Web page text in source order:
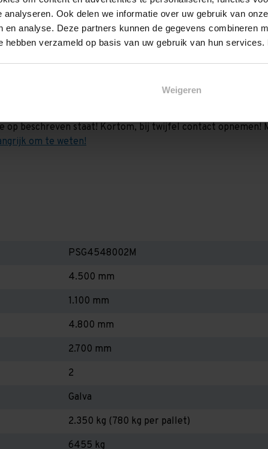
analyseren. Ook delen we informatie over uw gebruik van
en analyse. Deze partners kunnen de gegevens combineren
hebben verzameld op basis van uw gebruik van hun
Weigeren
vermeld. Dit is de draagkracht berekend a.h.v. 2
om te weten:
zijn dat het draagvermogen per liggerniveau iets lager
te laten berekenen!
is dan 2,25 meter, valt de draagkracht juist iets hoger
Dan dient u even contact met ons op te nemen. Wij
en voor niets. Wij kunnen ook belastingbordjes of stickers
op beschreven staat! Kortom, bij twijfel contact opnemen!
om te weten!
PSG4548002M
4.500 mm
1.100 mm
4.800 mm
2.700 mm
2
Galva
2.350 kg (780 kg per pallet)
6455 kg